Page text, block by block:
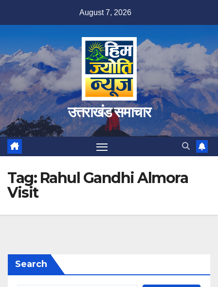
August 7, 2026
उत्तराखंड समाचार
Tag: Rahul Gandhi Almora
Visit
Search